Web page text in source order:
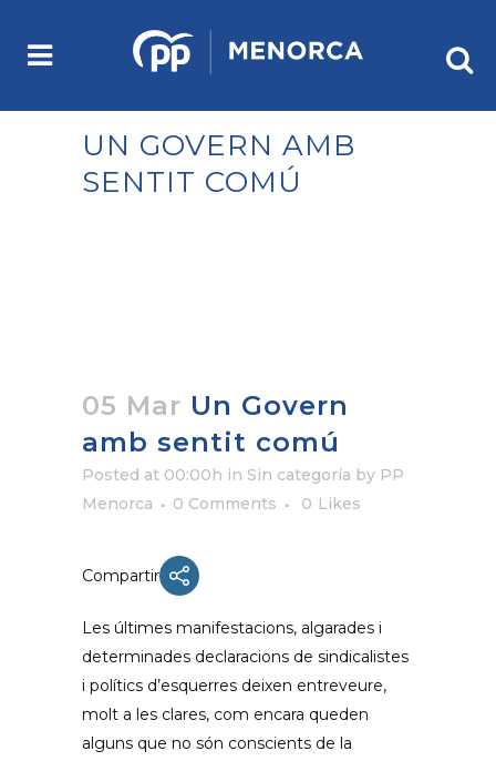
UN GOVERN AMB
SENTIT COMÚ
05 Mar Un Govern
amb sentit comú
Posted at 00:00h in Sin categoría by PP
Menorca
0 Comments 0 Likes
Compartir
Les últimes manifestacions, algarades i
determinades declaracions de sindicalistes
i polítics d’esquerres deixen entreveure,
molt a les clares, com encara queden
alguns que no són conscients de la